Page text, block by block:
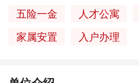
五险一金 人才公寓
家属安置
入户办理